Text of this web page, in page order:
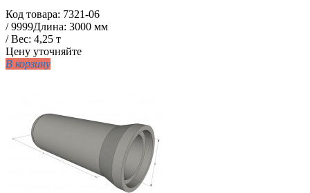
Код товара: 7321-06
/9999Длина: 3000 мм
/ Вес: 4,25 т
Цену уточняйте
В корзину